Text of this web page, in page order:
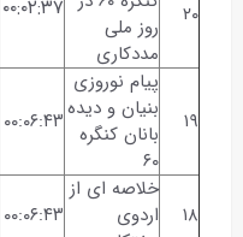
۲۰
روز ملی
مددکاری
۰۰:۰۲:۳۷
۱۹
پیام نوروزی
بنیان و دیده
بانان کنگره
۶۰
۰۰:۰۶:۴۳
۱۸
خلاصه ای از
اردوی
۰۰:۰۶:۴۳